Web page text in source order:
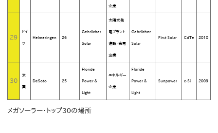
企業
29
ドイ
ツ
Helmeringen 26
Gehrlicher
Solar
太陽光発
電プラント
建設・売電
企業
Gehrlicher
Solar
First Solar CdTe 2010
30
米
国
DeSoto 25
Floride
Power &
Light
エネルギー
企業
Floride
Power &
Light
Sunpower c-Si 2009
メガソーラー・トップ30の場所